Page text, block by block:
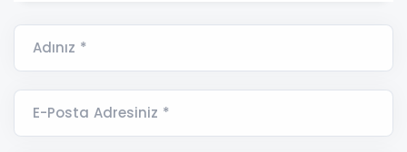
Adınız *
E-Posta Adresiniz *